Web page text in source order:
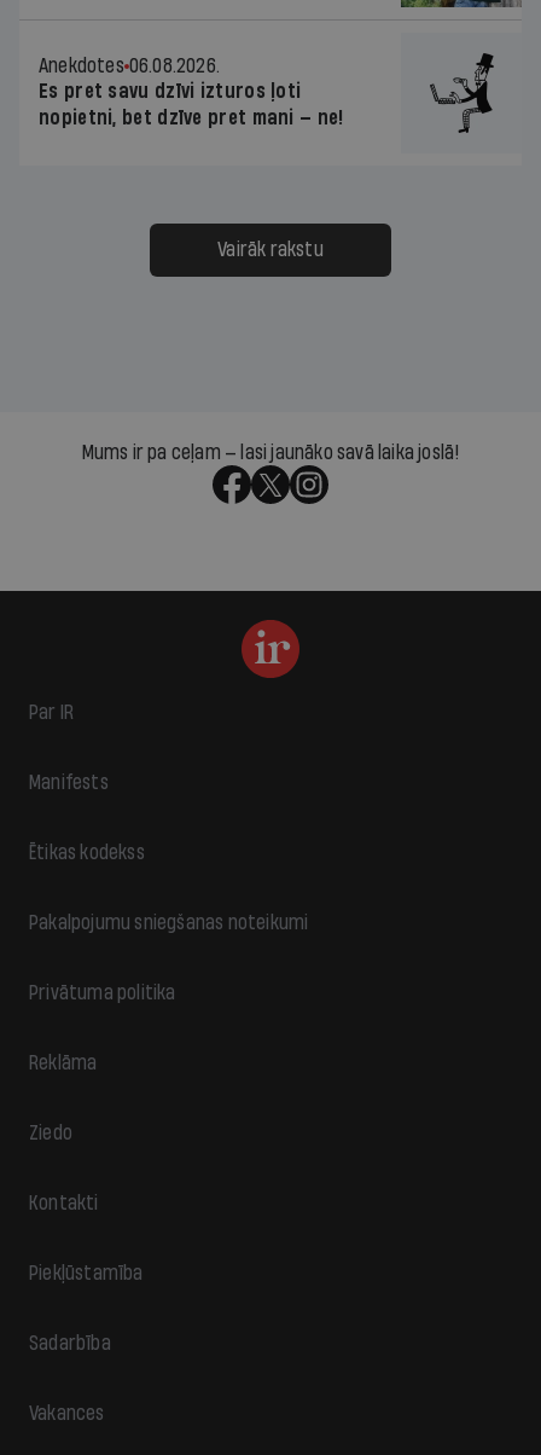
Anekdotes 06.08.2026.
Es pret savu dzīvi izturos ļoti
nopietni, bet dzīve pret mani — ne!
Vairāk rakstu
Mums ir pa ceļam — lasi jaunāko savā laika joslā!
Par IR
Manifests
Ētikas kodekss
Pakalpojumu sniegšanas noteikumi
Privātuma politika
Reklāma
Ziedo
Kontakti
Piekļūstamība
Sadarbība
Vakances